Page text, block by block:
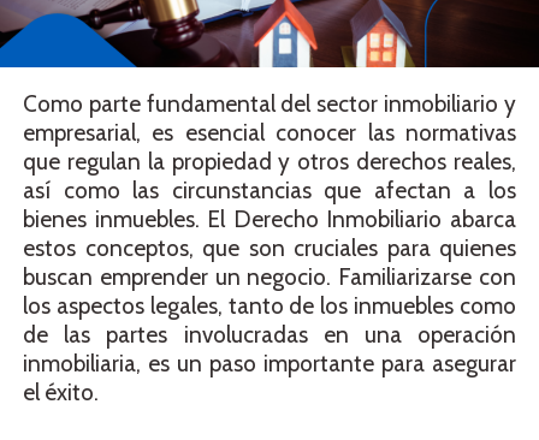
Como parte fundamental del sector inmobiliario y
empresarial, es esencial conocer las normativas
que regulan la propiedad y otros derechos reales,
así como las circunstancias que afectan a los
bienes inmuebles. El Derecho Inmobiliario abarca
estos conceptos, que son cruciales para quienes
buscan emprender un negocio. Familiarizarse con
los aspectos legales, tanto de los inmuebles como
de las partes involucradas en una operación
inmobiliaria, es un paso importante para asegurar
el éxito.